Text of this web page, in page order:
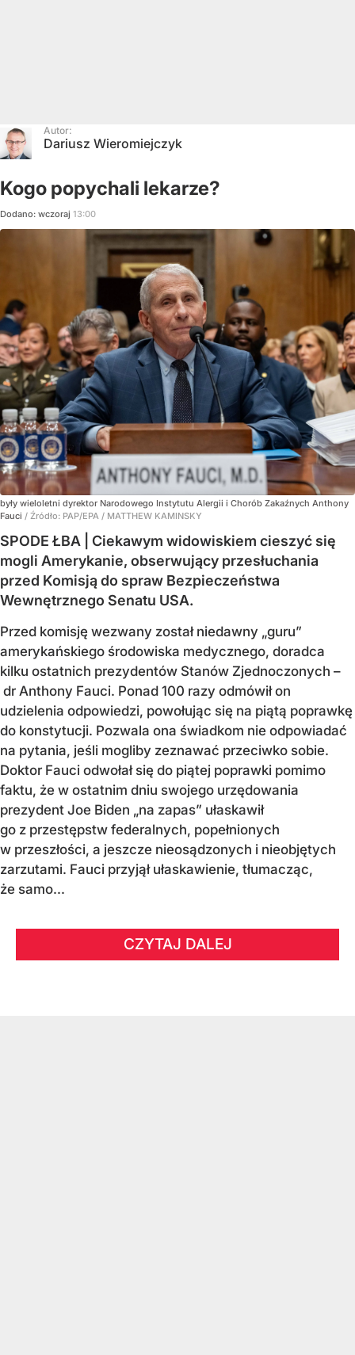
Autor:
Dariusz Wieromiejczyk
Kogo popychali lekarze?
Dodano: wczoraj 13:00
były wieloletni dyrektor Narodowego Instytutu Alergii i Chorób Zakaźnych Anthony
Fauci / Źródło: PAP/EPA / MATTHEW KAMINSKY
SPODE ŁBA | Ciekawym widowiskiem cieszyć się
mogli Amerykanie, obserwujący przesłuchania
przed Komisją do spraw Bezpieczeństwa
Wewnętrznego Senatu USA.
Przed komisję wezwany został niedawny „guru”
amerykańskiego środowiska medycznego, doradca
kilku ostatnich prezydentów Stanów Zjednoczonych –
dr Anthony Fauci. Ponad 100 razy odmówił on
udzielenia odpowiedzi, powołując się na piątą poprawkę
do konstytucji. Pozwala ona świadkom nie odpowiadać
na pytania, jeśli mogliby zeznawać przeciwko sobie.
Doktor Fauci odwołał się do piątej poprawki pomimo
faktu, że w ostatnim dniu swojego urzędowania
prezydent Joe Biden „na zapas” ułaskawił
go z przestępstw federalnych, popełnionych
w przeszłości, a jeszcze nieosądzonych i nieobjętych
zarzutami. Fauci przyjął ułaskawienie, tłumacząc,
że samo...
CZYTAJ DALEJ